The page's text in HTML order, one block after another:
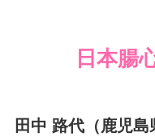
日本腸
田中 路代（鹿児